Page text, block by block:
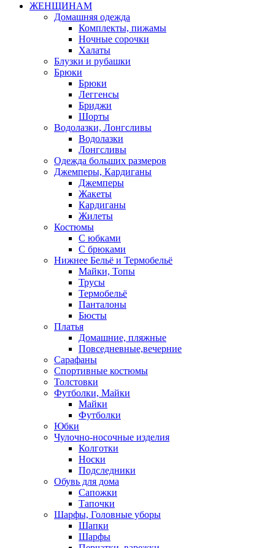
ЖЕНЩИНАМ
Домашняя одежда
Комплекты, пижамы
Ночные сорочки
Халаты
Блузки и рубашки
Брюки
Брюки
Леггенсы
Бриджи
Шорты
Водолазки, Лонгсливы
Водолазки
Лонгсливы
Одежда больших размеров
Джемперы, Кардиганы
Джемперы
Жакеты
Кардиганы
Жилеты
Костюмы
С юбками
С брюками
Нижнее Бельё и Термобельё
Майки, Топы
Трусы
Термобельё
Панталоны
Бюсты
Платья
Домашние, пляжные
Повседневные,вечерние
Сарафаны
Спортивные костюмы
Толстовки
Футболки, Майки
Майки
Футболки
Юбки
Чулочно-носочные изделия
Колготки
Носки
Подследники
Обувь для дома
Сапожки
Тапочки
Шарфы, Головные уборы
Шапки
Шарфы